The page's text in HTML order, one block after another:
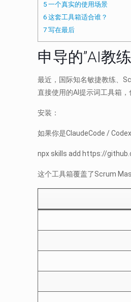
5 一个真实的使用场景
6 这套工具箱适合谁？
7 写在最后
申导的”AI教
最近，国际知名敏捷教练、
直接使用的AI提示词工具箱，
安装：
如果你是ClaudeCode /
npx skills add https://
这个工具箱覆盖了Scrum